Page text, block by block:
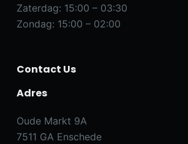
Zaterdag: 15:00 – 03:30
Zondag: 15:00 – 02:00
Contact Us
Adres
Oude Markt 9A
7511 GA Enschede